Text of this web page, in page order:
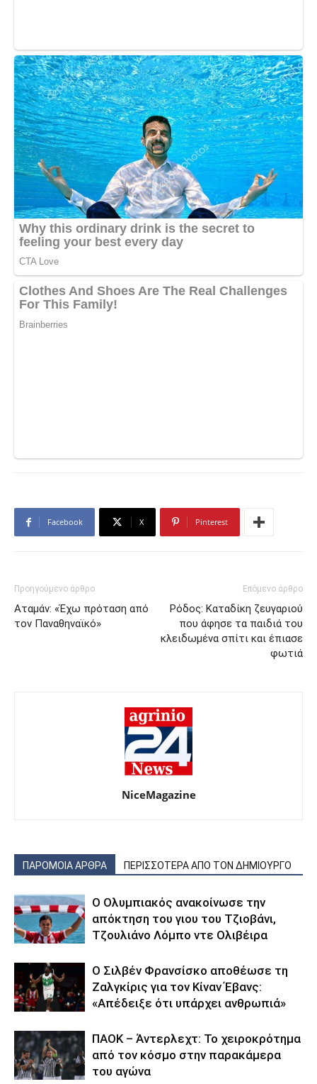
Facebook X Pinterest
Προηγούμενο άρθρο
Αταμάν: «Έχω πρόταση από
τον Παναθηναϊκό»
Επόμενο άρθρο
Ρόδος: Καταδίκη ζευγαριού
που άφησε τα παιδιά του
κλειδωμένα σπίτι και έπιασε
φωτιά
NiceMagazine
ΠΑΡΟΜΟΙΑ ΑΡΘΡΑ ΠΕΡΙΣΣΟΤΕΡΑ ΑΠΟ ΤΟΝ ΔΗΜΙΟΥΡΓΟ
Ο Ολυμπιακός ανακοίνωσε την
απόκτηση του γιου του Τζιοβάνι,
Τζουλιάνο Λόμπο ντε Ολιβέιρα
Ο Σιλβέν Φρανσίσκο αποθέωσε τη
Ζαλγκίρις για τον Κίναν Έβανς:
«Απέδειξε ότι υπάρχει ανθρωπιά»
ΠΑΟΚ – Άντερλεχτ: Το χειροκρότημα
από τον κόσμο στην παρακάμερα
του αγώνα